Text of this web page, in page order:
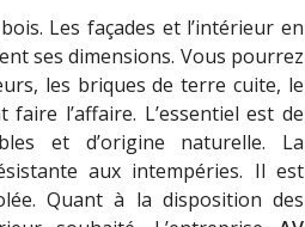
Les façades et l’intérieuren
ses dimensions. Vous pourrez
, les briques de terre cuite, le
l’affaire. L’essentiel est de
et d’origine naturelle. La
aux intempéries. Il est
Quant à la disposition des